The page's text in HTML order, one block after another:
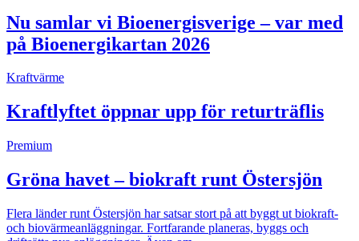
Nu samlar vi Bioenergisverige – var med
på Bioenergikartan 2026
Kraftvärme
Kraftlyftet öppnar upp för returträflis
Premium
Gröna havet – biokraft runt Östersjön
Flera länder runt Östersjön har satsar stort på att byggt ut biokraft-
och biovärmeanläggningar. Fortfarande planeras, byggs och